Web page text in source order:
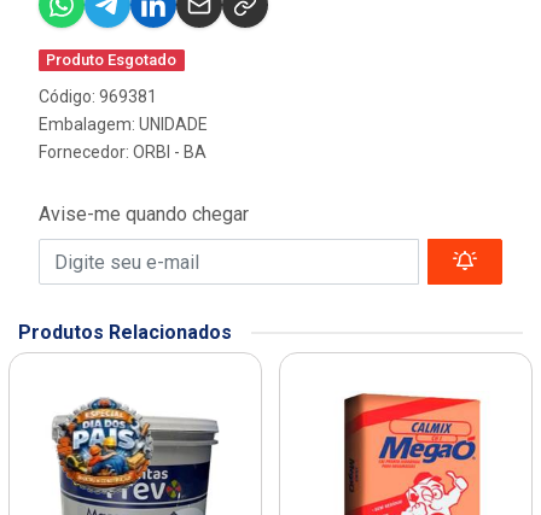
Produto Esgotado
Código: 969381
Embalagem: UNIDADE
Fornecedor: ORBI - BA
Avise-me quando chegar
Produtos Relacionados